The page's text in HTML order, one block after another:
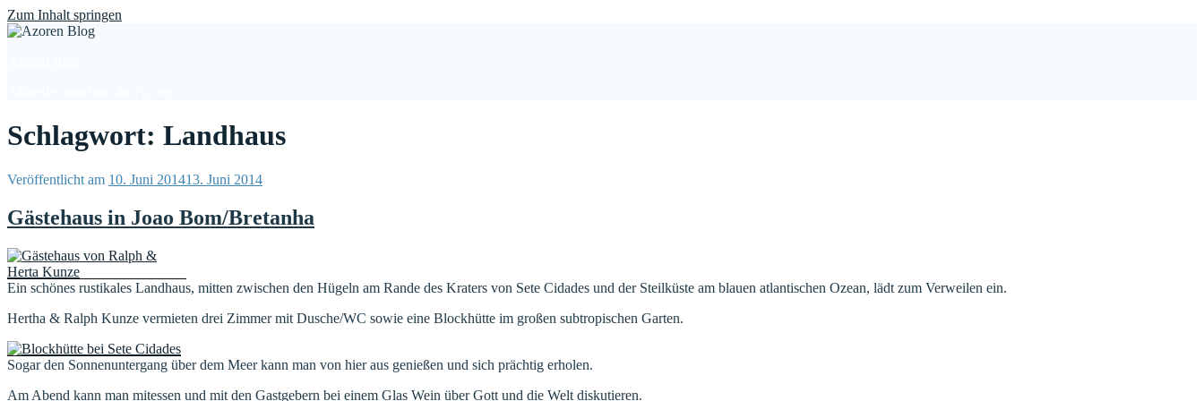
Zum Inhalt springen
Schlagwort: Landhaus
Veröffentlicht am 10. Juni 201413. Juni 2014
Gästehaus in Joao Bom/Bretanha
Ein schönes rustikales Landhaus, mitten zwischen den Hügeln am Rande des Kraters von Sete Cidades und der Steilküste am blauen atlantischen Ozean, lädt zum Verweilen ein.
Hertha & Ralph Kunze vermieten drei Zimmer mit Dusche/WC sowie eine Blockhütte im großen subtropischen Garten.
Sogar den Sonnenuntergang über dem Meer kann man von hier aus genießen und sich prächtig erholen.
Am Abend kann man mitessen und mit den Gastgebern bei einem Glas Wein über Gott und die Welt diskutieren.